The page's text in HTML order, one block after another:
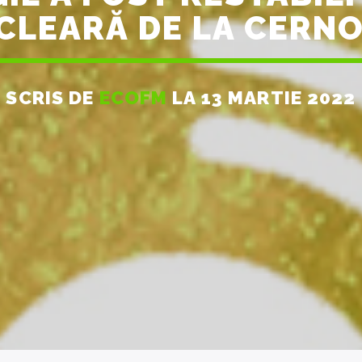
DE LA
SCRIS DE ECOFM LA 13 MARTIE 2022